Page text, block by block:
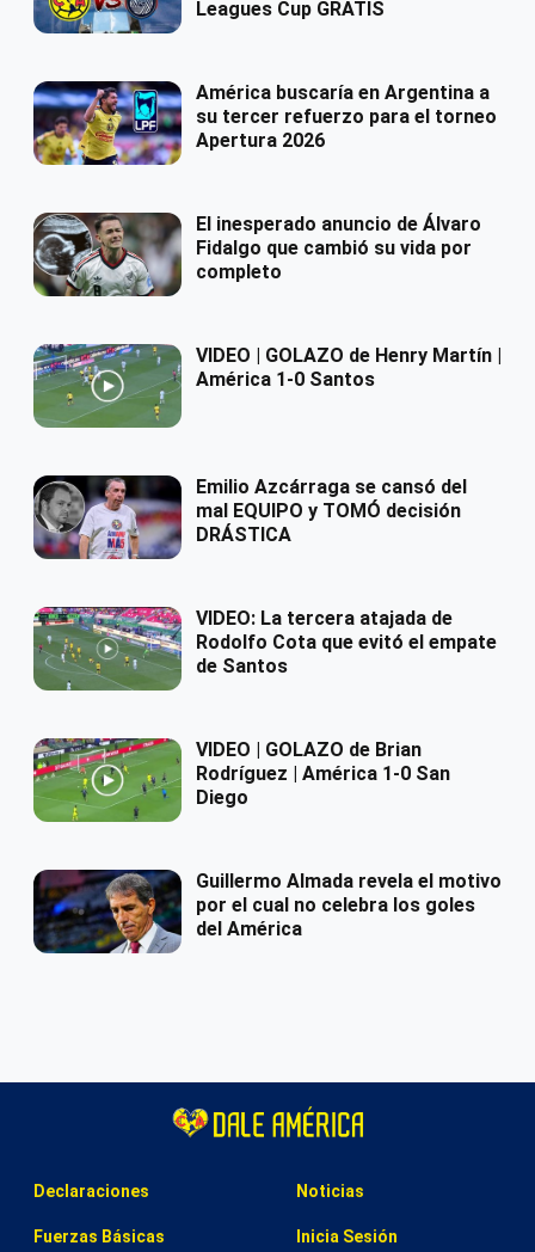
Leagues Cup GRATIS
América buscaría en Argentina a
su tercer refuerzo para el torneo
Apertura 2026
El inesperado anuncio de Álvaro
Fidalgo que cambió su vida por
completo
VIDEO | GOLAZO de Henry Martín |
América 1-0 Santos
Emilio Azcárraga se cansó del
mal EQUIPO y TOMÓ decisión
DRÁSTICA
VIDEO: La tercera atajada de
Rodolfo Cota que evitó el empate
de Santos
VIDEO | GOLAZO de Brian
Rodríguez | América 1-0 San
Diego
Guillermo Almada revela el motivo
por el cual no celebra los goles
del América
Declaraciones
Fuerzas Básicas
Noticias
Inicia Sesión